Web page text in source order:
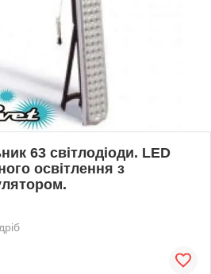
63 світлодіоди. LED
освітлення з